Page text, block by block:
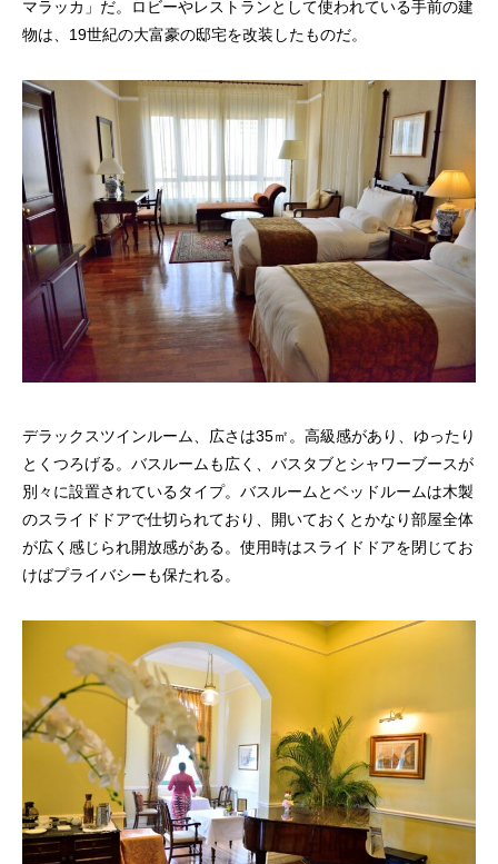
マラッカ」だ。ロビーやレストランとして使われている手前の建
物は、19世紀の大富豪の邸宅を改装したものだ。
デラックスツインルーム、広さは35㎡。高級感があり、ゆったり
とくつろげる。バスルームも広く、バスタブとシャワーブースが
別々に設置されているタイプ。バスルームとベッドルームは木製
のスライドドアで仕切られており、開いておくとかなり部屋全体
が広く感じられ開放感がある。使用時はスライドドアを閉じてお
けばプライバシーも保たれる。